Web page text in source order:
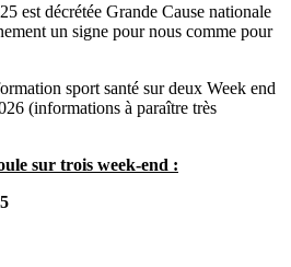
est décrétée Grande Cause nationale
un signe pour nous comme pour
sport santé sur deux Week end
(informations à paraître très
sur trois week-end :